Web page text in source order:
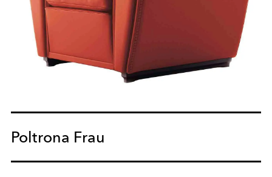
Poltrona Frau